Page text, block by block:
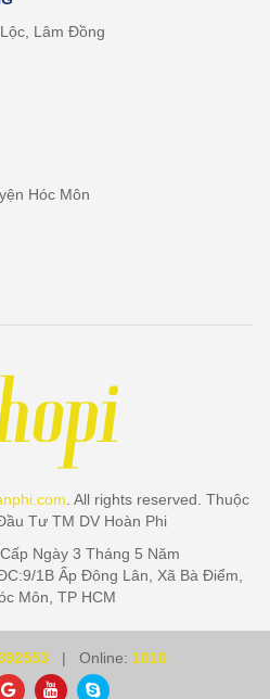
Lâm Đồng
Hóc Môn
. All rights reserved. Thuộc
Tư TM DV Hoàn Phi
Ngày 3 Tháng 5 Năm
ĐC:9/1B Ấp Đông Lân, Xã Bà Điểm,
Môn, TP HCM
| Online: 1010